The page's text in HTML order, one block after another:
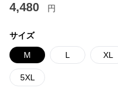
4,480 円
サイズ
M L XL
5XL